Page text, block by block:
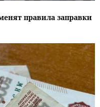
правила заправки